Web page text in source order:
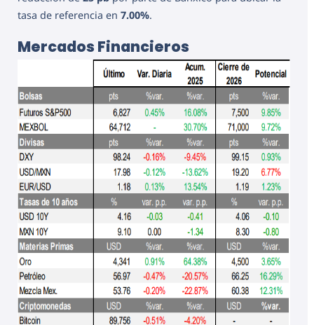
tasa de referencia en 7.00%.
Mercados Financieros